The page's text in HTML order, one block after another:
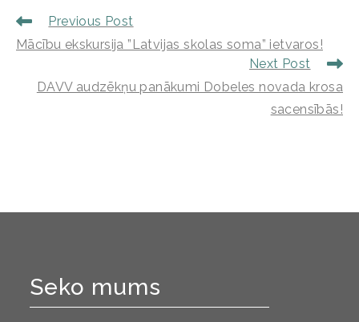
Previous Post
Mācību ekskursija ”Latvijas skolas soma” ietvaros!
Next Post
DAVV audzēkņu panākumi Dobeles novada krosa
sacensībās!
Seko mums